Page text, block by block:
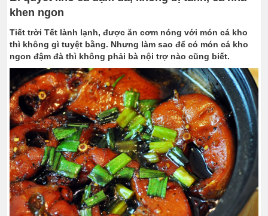
khen ngon
Tiết trời Tết lành lạnh, được ăn cơm nóng với món cá kho
thì không gì tuyệt bằng. Nhưng làm sao để có món cá kho
ngon đậm đà thì không phải bà nội trợ nào cũng biết.